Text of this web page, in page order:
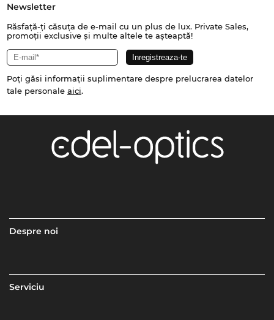
Newsletter
Răsfață-ți căsuța de e-mail cu un plus de lux. Private Sales,
promoții exclusive și multe altele te așteaptă!
Poți găsi informații suplimentare despre prelucrarea datelor
tale personale aici.
Despre noi
Serviciu